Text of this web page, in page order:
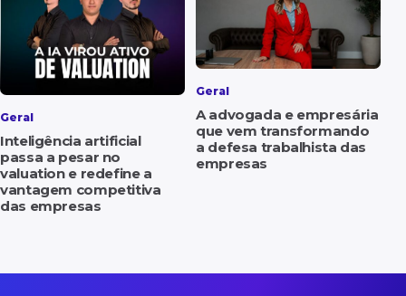
Geral
Inteligência artificial
passa a pesar no
valuation e redefine a
vantagem competitiva
das empresas
Geral
A advogada e empresária
que vem transformando
a defesa trabalhista das
empresas